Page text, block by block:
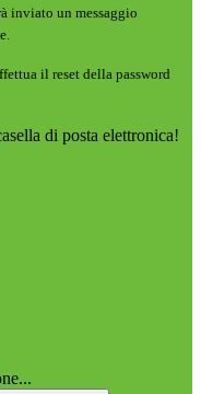
inviato un messaggio
il reset della password
di posta elettronica!